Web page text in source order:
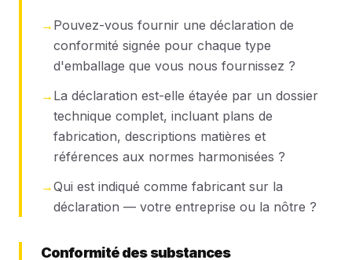
→ Pouvez-vous fournir une déclaration de
conformité signée pour chaque type
d'emballage que vous nous fournissez ?
→ La déclaration est-elle étayée par un dossier
technique complet, incluant plans de
fabrication, descriptions matières et
références aux normes harmonisées ?
→Qui est indiqué comme fabricant sur la
déclaration — votre entreprise ou la nôtre ?
Conformité des substances